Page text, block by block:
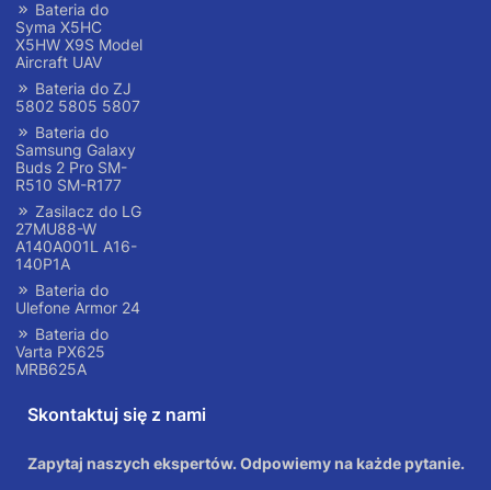
Bateria do
Syma X5HC
X5HW X9S Model
Aircraft UAV
Bateria do ZJ
5802 5805 5807
Bateria do
Samsung Galaxy
Buds 2 Pro SM-
R510 SM-R177
Zasilacz do LG
27MU88-W
A140A001L A16-
140P1A
Bateria do
Ulefone Armor 24
Bateria do
Varta PX625
MRB625A
Skontaktuj się z nami
Zapytaj naszych ekspertów. Odpowiemy na każde pytanie.